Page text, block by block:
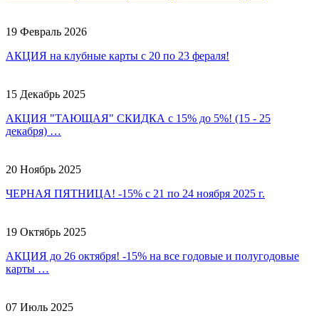
19 Февраль 2026
АКЦИЯ на клубные карты с 20 по 23 фераля!
15 Декабрь 2025
АКЦИЯ "ТАЮЩАЯ" СКИДКА с 15% до 5%! (15 - 25
декабря) …
20 Ноябрь 2025
ЧЕРНАЯ ПЯТНИЦА! -15% с 21 по 24 ноября 2025 г.
19 Октябрь 2025
АКЦИЯ до 26 октября! -15% на все годовые и полугодовые
карты …
07 Июль 2025